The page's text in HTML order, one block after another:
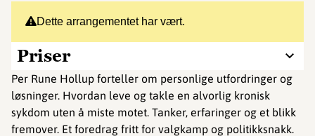
Dette arrangementet har vært.
Priser
Per Rune Hollup forteller om personlige utfordringer og
løsninger. Hvordan leve og takle en alvorlig kronisk
sykdom uten å miste motet. Tanker, erfaringer og et blikk
fremover. Et foredrag fritt for valgkamp og politikksnakk.